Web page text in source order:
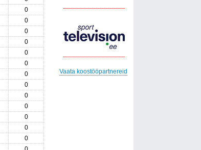
0
0
0
0
0
0
0
0
0
0
0
0
0
Vaata koostööpartnereid